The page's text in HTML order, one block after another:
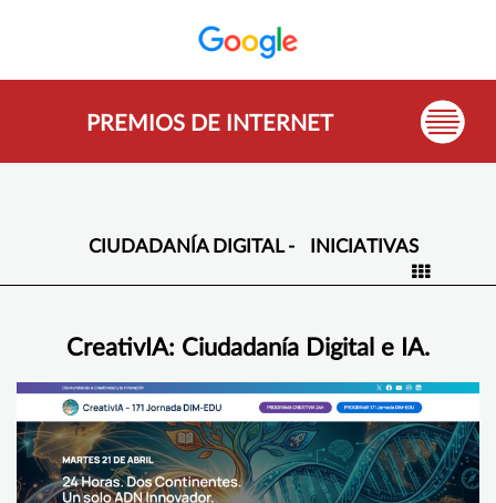
PREMIOS DE INTERNET
CIUDADANÍA DIGITAL - INICIATIVAS
CreativIA: Ciudadanía Digital e IA.